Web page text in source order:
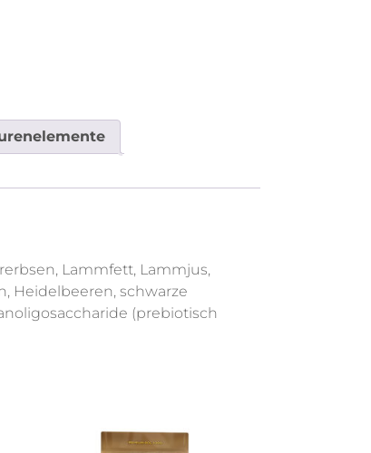
Lammfett, Lammjus,
Heidelbeeren, schwarze
(prebiotisch